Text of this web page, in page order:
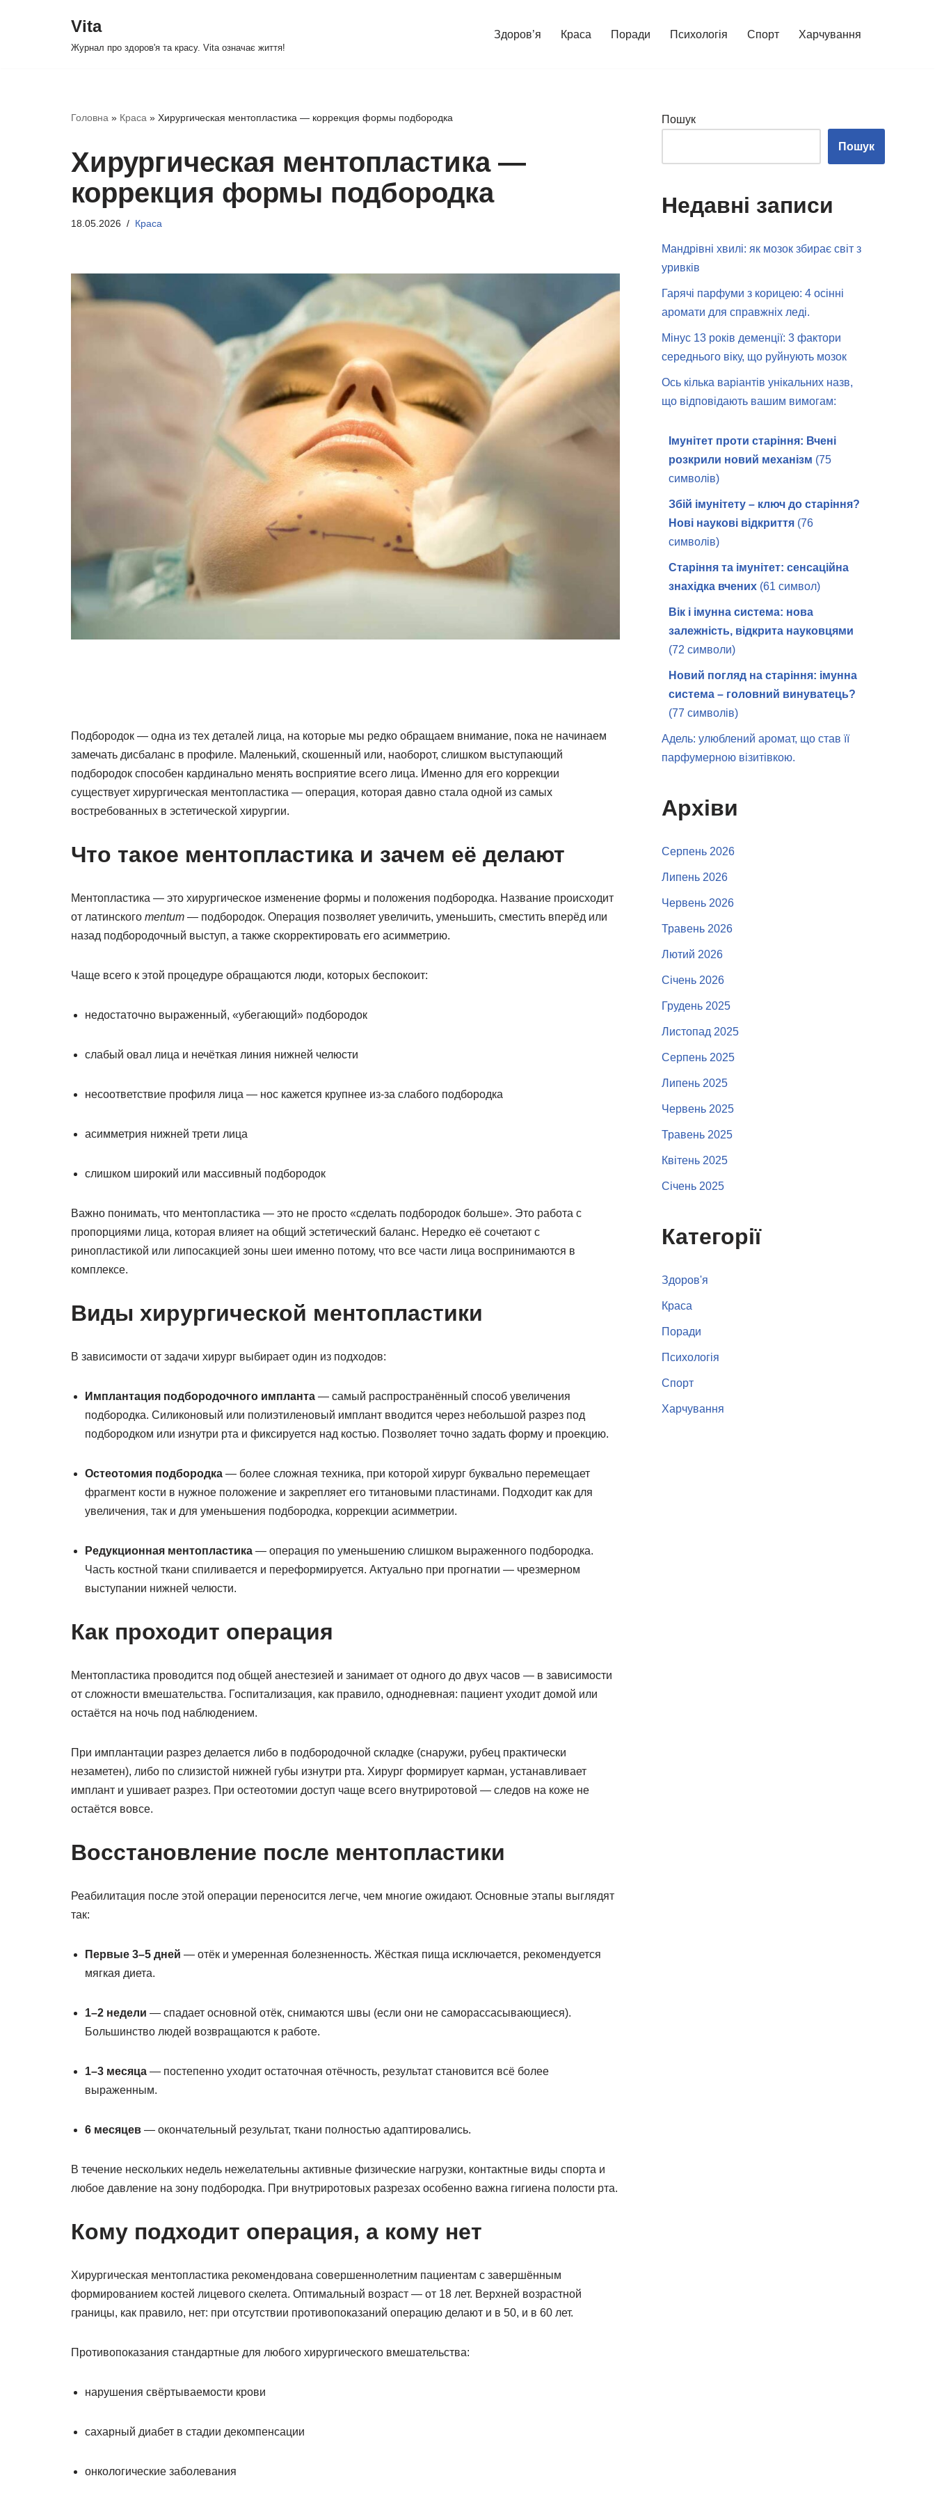
Vita
Журнал про здоров'я та красу. Vita означає життя!
Здоров’я Краса Поради Психологія Спорт Харчування
Головна » Краса » Хирургическая ментопластика — коррекция формы подбородка
Хирургическая ментопластика —
коррекция формы подбородка
18.05.2026 Краса
Подбородок — одна из тех деталей лица, на которые мы редко обращаем внимание, пока не начинаем
замечать дисбаланс в профиле. Маленький, скошенный или, наоборот, слишком выступающий
подбородок способен кардинально менять восприятие всего лица. Именно для его коррекции
существует хирургическая ментопластика — операция, которая давно стала одной из самых
востребованных в эстетической хирургии.
Что такое ментопластика и зачем её делают
Ментопластика — это хирургическое изменение формы и положения подбородка. Название происходит
от латинского mentum — подбородок. Операция позволяет увеличить, уменьшить, сместить вперёд или
назад подбородочный выступ, а также скорректировать его асимметрию.
Чаще всего к этой процедуре обращаются люди, которых беспокоит:
недостаточно выраженный, «убегающий» подбородок
слабый овал лица и нечёткая линия нижней челюсти
несоответствие профиля лица — нос кажется крупнее из-за слабого подбородка
асимметрия нижней трети лица
слишком широкий или массивный подбородок
Важно понимать, что ментопластика — это не просто «сделать подбородок больше». Это работа с
пропорциями лица, которая влияет на общий эстетический баланс. Нередко её сочетают с
ринопластикой или липосакцией зоны шеи именно потому, что все части лица воспринимаются в
комплексе.
Виды хирургической ментопластики
В зависимости от задачи хирург выбирает один из подходов:
Имплантация подбородочного импланта — самый распространённый способ увеличения
подбородка. Силиконовый или полиэтиленовый имплант вводится через небольшой разрез под
подбородком или изнутри рта и фиксируется над костью. Позволяет точно задать форму и проекцию.
Остеотомия подбородка — более сложная техника, при которой хирург буквально перемещает
фрагмент кости в нужное положение и закрепляет его титановыми пластинами. Подходит как для
увеличения, так и для уменьшения подбородка, коррекции асимметрии.
Редукционная ментопластика — операция по уменьшению слишком выраженного подбородка.
Часть костной ткани спиливается и переформируется. Актуально при прогнатии — чрезмерном
выступании нижней челюсти.
Как проходит операция
Ментопластика проводится под общей анестезией и занимает от одного до двух часов — в зависимости
от сложности вмешательства. Госпитализация, как правило, однодневная: пациент уходит домой или
остаётся на ночь под наблюдением.
При имплантации разрез делается либо в подбородочной складке (снаружи, рубец практически
незаметен), либо по слизистой нижней губы изнутри рта. Хирург формирует карман, устанавливает
имплант и ушивает разрез. При остеотомии доступ чаще всего внутриротовой — следов на коже не
остаётся вовсе.
Восстановление после ментопластики
Реабилитация после этой операции переносится легче, чем многие ожидают. Основные этапы выглядят
так:
Первые 3–5 дней — отёк и умеренная болезненность. Жёсткая пища исключается, рекомендуется
мягкая диета.
1–2 недели — спадает основной отёк, снимаются швы (если они не саморассасывающиеся).
Большинство людей возвращаются к работе.
1–3 месяца — постепенно уходит остаточная отёчность, результат становится всё более
выраженным.
6 месяцев — окончательный результат, ткани полностью адаптировались.
В течение нескольких недель нежелательны активные физические нагрузки, контактные виды спорта и
любое давление на зону подбородка. При внутриротовых разрезах особенно важна гигиена полости рта.
Кому подходит операция, а кому нет
Хирургическая ментопластика рекомендована совершеннолетним пациентам с завершённым
формированием костей лицевого скелета. Оптимальный возраст — от 18 лет. Верхней возрастной
границы, как правило, нет: при отсутствии противопоказаний операцию делают и в 50, и в 60 лет.
Противопоказания стандартные для любого хирургического вмешательства:
нарушения свёртываемости крови
сахарный диабет в стадии декомпенсации
онкологические заболевания
Пошук
Пошук
Недавні записи
Мандрівні хвилі: як мозок збирає світ з
уривків
Гарячі парфуми з корицею: 4 осінні
аромати для справжніх леді.
Мінус 13 років деменції: 3 фактори
середнього віку, що руйнують мозок
Ось кілька варіантів унікальних назв,
що відповідають вашим вимогам:
Імунітет проти старіння: Вчені
розкрили новий механізм (75
символів)
Збій імунітету – ключ до старіння?
Нові наукові відкриття (76
символів)
Старіння та імунітет: сенсаційна
знахідка вчених (61 символ)
Вік і імунна система: нова
залежність, відкрита науковцями
(72 символи)
Новий погляд на старіння: імунна
система – головний винуватець?
(77 символів)
Адель: улюблений аромат, що став її
парфумерною візитівкою.
Архіви
Серпень 2026
Липень 2026
Червень 2026
Травень 2026
Лютий 2026
Січень 2026
Грудень 2025
Листопад 2025
Серпень 2025
Липень 2025
Червень 2025
Травень 2025
Квітень 2025
Січень 2025
Категорії
Здоров'я
Краса
Поради
Психологія
Спорт
Харчування